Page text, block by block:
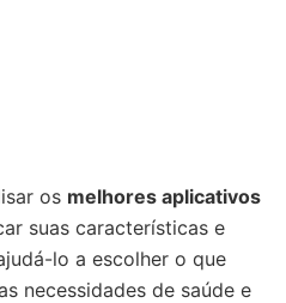
os melhores aplicativos
suas características e
lo a escolher o que
necessidades de saúde e